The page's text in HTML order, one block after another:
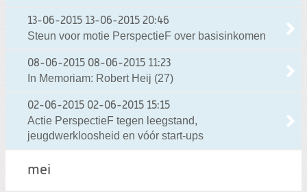
13-06-2015 13-06-2015 20:46
Steun voor motie PerspectieF over basisinkomen
08-06-2015 08-06-2015 11:23
In Memoriam: Robert Heij (27)
02-06-2015 02-06-2015 15:15
Actie PerspectieF tegen leegstand,
jeugdwerkloosheid en vóór start-ups
mei